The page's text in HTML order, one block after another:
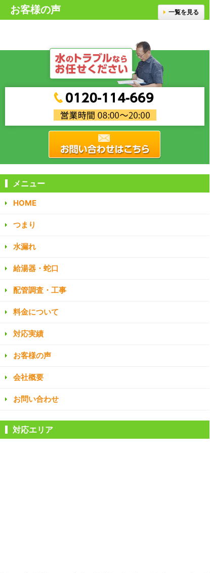
お客様の声 一覧を見る
メニュー
HOME
つまり
水漏れ
給湯器・蛇口
配管調査・工事
料金について
対応実績
お客様の声
会社概要
お問い合わせ
対応エリア